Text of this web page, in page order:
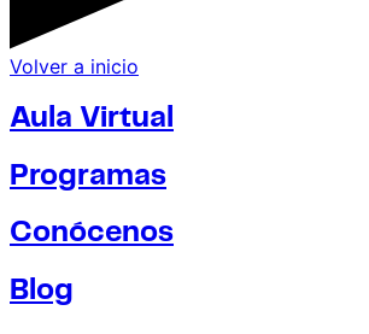
Volver a inicio
Aula Virtual
Programas
Conócenos
Blog